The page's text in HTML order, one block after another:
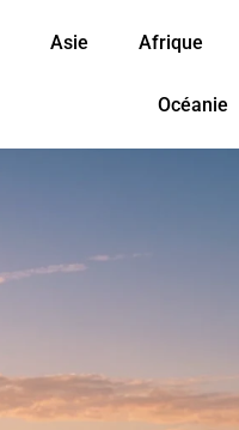
Asie Afrique
Océanie